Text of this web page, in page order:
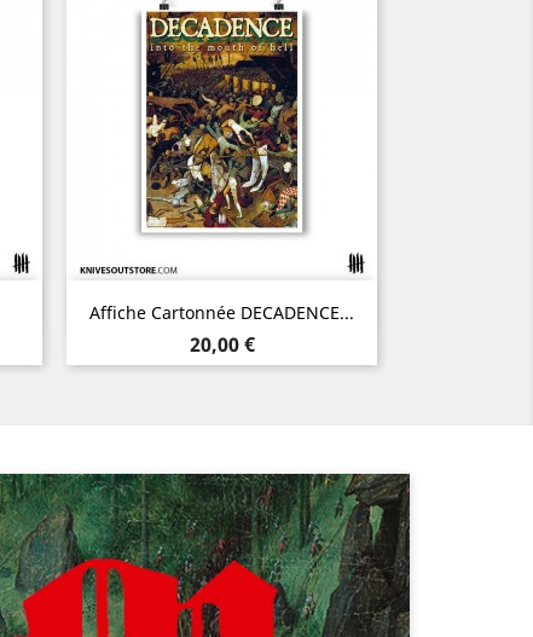
Affiche Cartonnée DECADENCE...
Prix
20,00 €
Aperçu rapide
Suivant